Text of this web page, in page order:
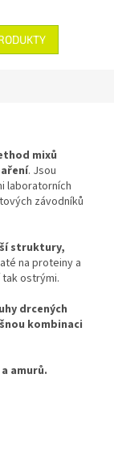
mixů
. Jsou
laboratorních
závodníků
struktury,
na proteiny a
ostrými.
drcených
kombinaci
amurů.